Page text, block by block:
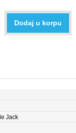
Dodaj u korpu
Jack